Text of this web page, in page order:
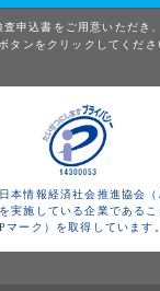
査申込書をご用意いただき、
ボタンをクリックしてくださ
本情報経済社会推進協会
実施している企業である
マーク）を取得しています。